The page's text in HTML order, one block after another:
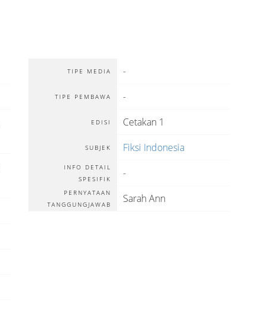
TIPE MEDIA -
TIPE PEMBAWA -
EDISI Cetakan 1
SUBJEK Fiksi Indonesia
INFO DETAIL
SPESIFIK
-
PERNYATAAN
TANGGUNGJAWAB
Sarah Ann